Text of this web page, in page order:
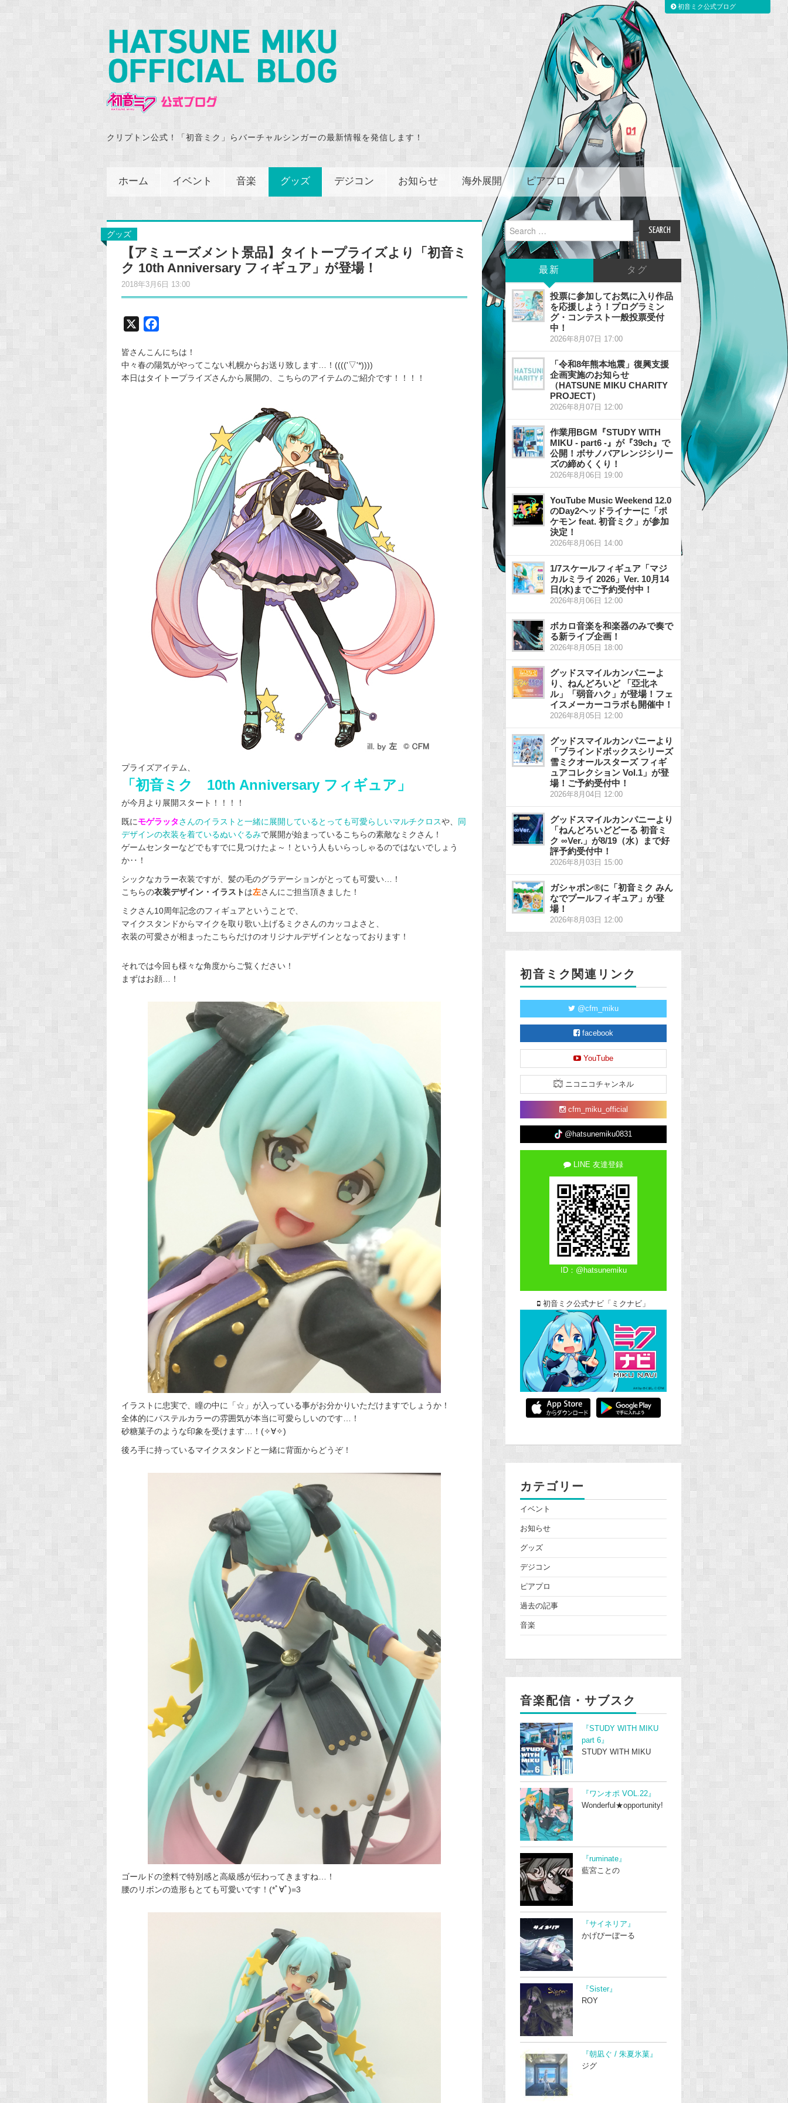
クリプトン公式！「初音ミク」らバーチャルシンガーの最新情報を発信します！
ホーム イベント 音楽 グッズ デジコン お知らせ 海外展開 ピアプロ
グッズ
【アミューズメント景品】タイトープライズより「初音ミ
ク 10th Anniversary フィギュア」が登場！
2018年3月6日 13:00
c
e
皆さんこんにちは！
中々春の陽気がやってこない札幌からお送り致します…！(((('▽'*))))
本日はタイトープライズさんから展開の、こちらのアイテムのご紹介です！！！！
プライズアイテム、
「初音ミク 10th Anniversary フィギュア」
が今月より展開スタート！！！！
既にモゲラッタさんのイラストと一緒に展開しているとっても可愛らしいマルチクロスや、 同
デザインの衣装を着ているぬいぐるみで展開が始まっているこちらの素敵なミクさん！
ゲームセンターなどでもすでに見つけたよ～！という人もいらっしゃるのではないでしょう
か‥！
シックなカラー衣装ですが、髪の毛のグラデーションがとっても可愛い…！
こちらの衣装デザイン・イラストは左さんにご担当頂きました！
ミクさん10周年記念のフィギュアということで、
マイクスタンドからマイクを取り歌い上げるミクさんのカッコよさと、
衣装の可愛さが相まったこちらだけのオリジナルデザインとなっております！
それでは今回も様々な角度からご覧ください！
まずはお顔…！
イラストに忠実で、瞳の中に「☆」が入っている事がお分かりいただけますでしょうか！
全体的にパステルカラーの雰囲気が本当に可愛らしいのです…！
砂糖菓子のような印象を受けます…！(✧∀✧)
後ろ手に持っているマイクスタンドと一緒に背面からどうぞ！
ゴールドの塗料で特別感と高級感が伝わってきますね…！
腰のリボンの造形もとても可愛いです！(*ﾟ∀ﾟ)=3
Search
for:
最新 タグ
投票に参加してお気に入り作品
を応援しよう！プログラミン
グ・コンテスト一般投票受付
中！
2026年8月07日 17:00
「令和8年熊本地震」復興支援
企画実施のお知らせ
（HATSUNE MIKU CHARITY
PROJECT）
2026年8月07日 12:00
作業用BGM『STUDY WITH
MIKU - part6 -』が『39ch』で
公開！ボサノバアレンジシリー
ズの締めくくり！
2026年8月06日 19:00
YouTube Music Weekend 12.0
のDay2ヘッドライナーに「ポ
ケモン feat. 初音ミク」が参加
決定！
2026年8月06日 14:00
1/7スケールフィギュア「マジ
カルミライ 2026」Ver. 10月14
日(水)までご予約受付中！
2026年8月06日 12:00
ボカロ音楽を和楽器のみで奏で
る新ライブ企画！
2026年8月05日 18:00
グッドスマイルカンパニーよ
り、ねんどろいど 「亞北ネ
ル」「弱音ハク」が登場！フェ
イスメーカーコラボも開催中！
2026年8月05日 12:00
グッドスマイルカンパニーより
「ブラインドボックスシリーズ
雪ミクオールスターズ フィギ
ュアコレクション Vol.1」が登
場！ご予約受付中！
2026年8月04日 12:00
グッドスマイルカンパニーより
「ねんどろいどどーる 初音ミ
ク ∞Ver.」が8/19（水）まで好
評予約受付中！
2026年8月03日 15:00
ガシャポン®に「初音ミク みん
なでプールフィギュア」が登
場！
2026年8月03日 12:00
初音ミク関連リンク
@cfm_miku
facebook
YouTube
ニコニコチャンネル
cfm_miku_official
@hatsunemiku0831
LINE 友達登録
ID：@hatsunemiku
初音ミク公式ナビ「ミクナビ」
カテゴリー
イベント
お知らせ
グッズ
デジコン
ピアプロ
過去の記事
音楽
音楽配信・サブスク
『STUDY WITH MIKU
part 6』
STUDY WITH MIKU
『ワンオポ VOL.22』
Wonderful★opportunity!
『ruminate』
藍宮ことの
『サイネリア』
かげぴーぼーる
『Sister』
ROY
『朝凪ぐ / 朱夏氷菓』
ジグ
初音ミク公式ブログ